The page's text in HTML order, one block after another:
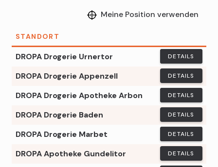
Meine Position verwenden
STANDORT
DROPA Drogerie Urnertor DETAILS
DROPA Drogerie Appenzell DETAILS
DROPA Drogerie Apotheke Arbon DETAILS
DROPA Drogerie Baden DETAILS
DROPA Drogerie Marbet DETAILS
DROPA Apotheke Gundelitor DETAILS